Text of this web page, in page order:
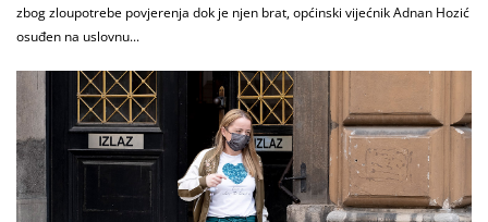
zbog zloupotrebe povjerenja dok je njen brat, općinski vijećnik Adnan Hozić
osuđen na uslovnu...